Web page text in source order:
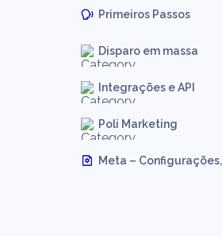
Primeiros Passos
Disparo em massa
Integrações e API
Poli Marketing